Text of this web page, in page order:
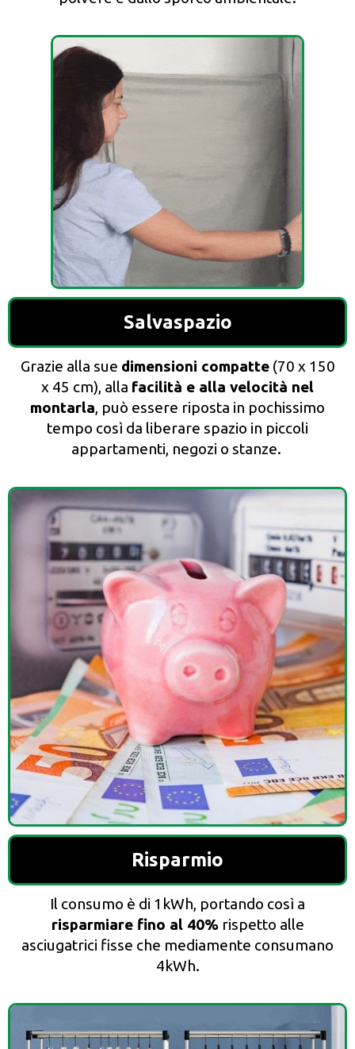
Salvaspazio
Grazie alla sue dimensioni compatte(70 x 150
x 45 cm), alla facilità e alla velocità nel
montarla, può essere riposta in pochissimo
tempo così da liberare spazio in piccoli
appartamenti, negozi o stanze.
Risparmio
Il consumo è di 1kWh, portando così a
risparmiare fino al 40%rispetto alle
asciugatrici fisse che mediamente consumano
4kWh.